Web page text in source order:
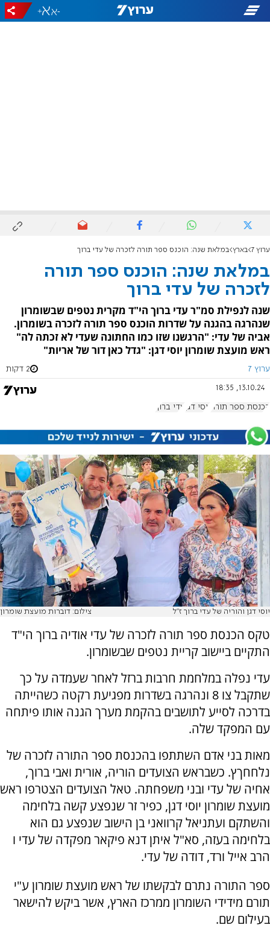
-
+
ערוץ 7 בארץ במלאת שנה: הוכנס ספר תורה לזכרה של עדי ברוך
במלאת שנה: הוכנס ספר תורה
לזכרה של עדי ברוך
שנה לנפילת סמ"ר עדי ברוך הי"ד מקרית נטפים שבשומרון
שנהרגה בהגנה על שדרות הוכנס ספר תורה לזכרה בשומרון.
אביה של עדי: "הרגשנו שזו כמו החתונה שעדי לא זכתה לה"
ראש מועצת שומרון יוסי דגן: "גדל כאן דור של אריות"
ערוץ 7 2 דקות
13.10.24, 18:35
הכנסת ספר תורה יוסי דגן עדי ברוך
יוסי דגן והוריה של עדי ברוך ז"ל צילום: דוברות מועצת שומרון
טקס הכנסת ספר תורה לזכרה של עדי אודיה ברוך הי"ד
התקיים ביישוב קריית נטפים שבשומרון.
עדי נפלה במלחמת חרבות ברזל לאחר שעמדה על כך
שתקבל צו 8 ונהרגה בשדרות מפגיעת רקטה כשהייתה
בדרכה לסייע לתושבים בהקמת מערך הגנה אותו פיתחה
עם המפקד שלה.
מאות בני אדם השתתפו בהכנסת ספר התורה לזכרה של
נלחחךץ. כשבראש הצועדים הוריה, אורית ואבי ברוך,
אחיה של עדי ובני משפחתה. טאל הצועדים הצטרפו ראש
מועצת שומרון יוסי דגן, כפיר זר שנפצע קשה בלחימה
והשתקם ועתניאל קרוואני בן הישוב שנפצע גם הוא
בלחימה בעזה, סא"ל איתן דנא פיקאר מפקדה של עדי ו
הרב אייל ורד, דודה של עדי.
ספר התורה נתרם לבקשתו של ראש מועצת שומרון ע"י
תורם מידידי השומרון ממרכז הארץ, אשר ביקש להישאר
בעילום שם.